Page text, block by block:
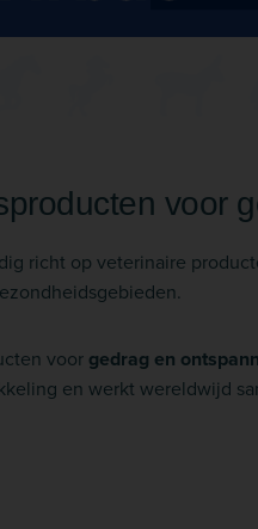
voor
richt op veterinaire
voor gedrag en
en werkt wereldwijd